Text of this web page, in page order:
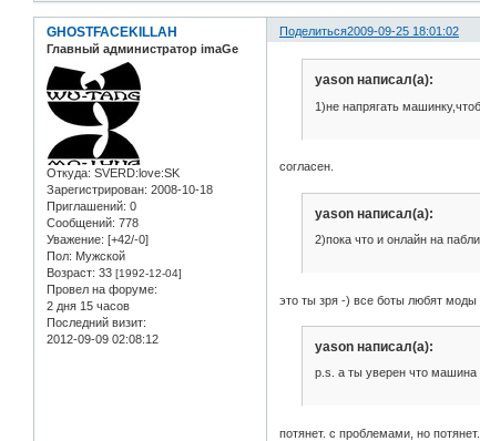
Поделиться2009-09-25 18:01:02
GHOSTFACEKILLAH
Главный администратор imaGe
Откуда: SVERD:love:SK
Зарегистрирован: 2008-10-18
Приглашений: 0
Сообщений: 778
Уважение: [+42/-0]
Пол: Мужской
Возраст: 33 [1992-12-04]
Провел на форуме:
2 дня 15 часов
Последний визит:
2012-09-09 02:08:12
yason написал(а):
1)не напрягать
согласен.
yason написал(а):
2)пока что и онлайн на
это ты зря -) все боты любят моды
yason написал(а):
p.s. а ты уверен что машина
потянет. с проблемами, но